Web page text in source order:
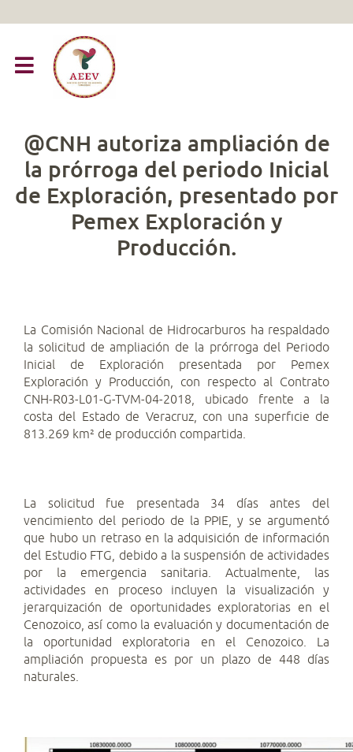
@CNH autoriza ampliación de
la prórroga del periodo Inicial
de Exploración, presentado por
Pemex Exploración y
Producción.
La Comisión Nacional de Hidrocarburos ha respaldado
la solicitud de ampliación de la prórroga del Periodo
Inicial de Exploración presentada por Pemex
Exploración y Producción, con respecto al Contrato
CNH-R03-L01-G-TVM-04-2018, ubicado frente a la
costa del Estado de Veracruz, con una superficie de
813.269 km² de producción compartida.
La solicitud fue presentada 34 días antes del
vencimiento del periodo de la PPIE, y se argumentó
que hubo un retraso en la adquisición de información
del Estudio FTG, debido a la suspensión de actividades
por la emergencia sanitaria. Actualmente, las
actividades en proceso incluyen la visualización y
jerarquización de oportunidades exploratorias en el
Cenozoico, así como la evaluación y documentación de
la oportunidad exploratoria en el Cenozoico. La
ampliación propuesta es por un plazo de 448 días
naturales.